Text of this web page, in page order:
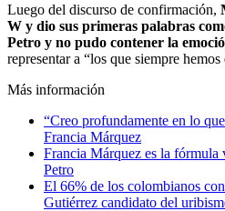
Luego del discurso de confirmación,
W y dio sus primeras palabras
Petro y no pudo contener la
representar a “los que siempre
Más información
“Creo profundamente en lo
Francia Márquez
Francia Márquez es la fórmula
Petro
El 66% de los colombianos
Gutiérrez candidato del